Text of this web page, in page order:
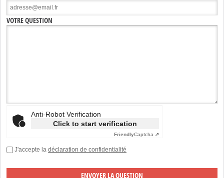
VOTRE QUESTION
Anti-Robot Verification
Click to start verification
FriendlyCaptcha ⇗
J'accepte la déclaration de confidentialité